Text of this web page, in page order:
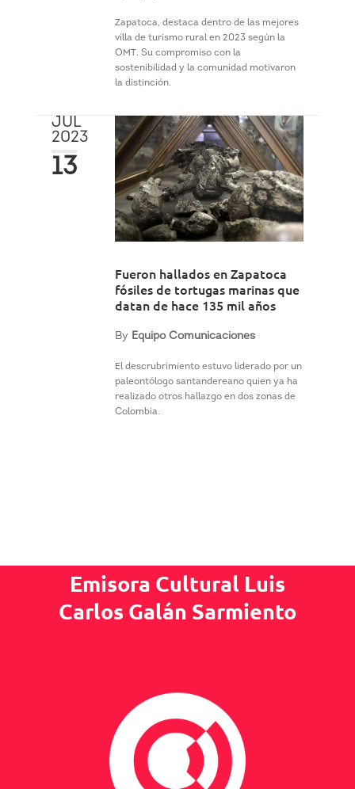
Zapatoca, destaca dentro de las mejores
villa de turismo rural en 2023 según la
OMT. Su compromiso con la
sostenibilidad y la comunidad motivaron
la distinción.
JUL
2023
13
Fueron hallados en Zapatoca
fósiles de tortugas marinas que
datan de hace 135 mil años
By Equipo Comunicaciones
El descrubrimiento estuvo liderado por un
paleontólogo santandereano quien ya ha
realizado otros hallazgo en dos zonas de
Colombia.
Emisora Cultural Luis
Carlos Galán Sarmiento